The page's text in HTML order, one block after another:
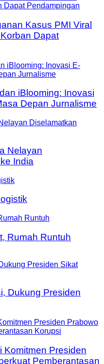
Kasus PMI Viral
Dapat
iBlooming: Inovasi
Depan Jurnalisme
Nelayan
India
Rumah Runtuh
Dukung Presiden
Komitmen Presiden
Pemberantasan